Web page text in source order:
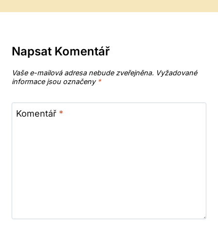
Napsat Komentář
Vaše e-mailová adresa nebude zveřejněna. Vyžadované
informace jsou označeny *
Komentář *